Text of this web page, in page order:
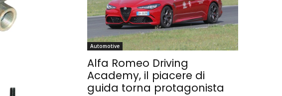
Automotive
Alfa Romeo Driving
Academy, il piacere di
guida torna protagonista